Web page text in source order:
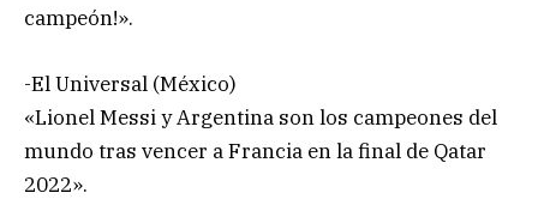
campeón!».
-El Universal (México)
«Lionel Messi y Argentina son los campeones del
mundo tras vencer a Francia en la final de Qatar
2022».